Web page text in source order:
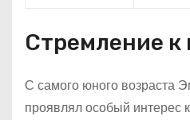
Стремление к
С самого юного возраста
проявлял особый интерес